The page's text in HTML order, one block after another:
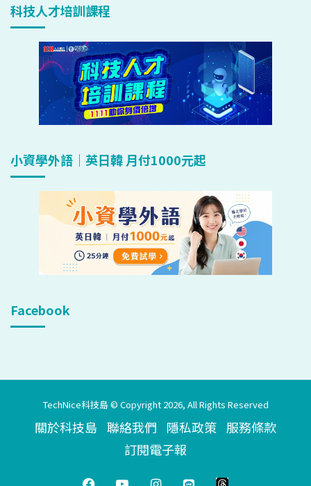
科技人才培訓課程
小資學外語｜英日韓 月付1000元起
Facebook
TechNice科技島 © Copyright 2026, All Rights Reserved
關於科技島 聯絡我們 隱私政策 服務條款
訂閱電子報